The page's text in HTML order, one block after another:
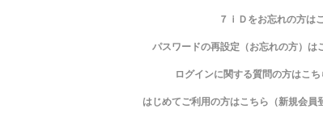
７ｉＤをお忘れの方は
パスワードの再設定（お忘れの方）は
ログインに関する質問の方はこち
はじめてご利用の方はこちら（新規会員